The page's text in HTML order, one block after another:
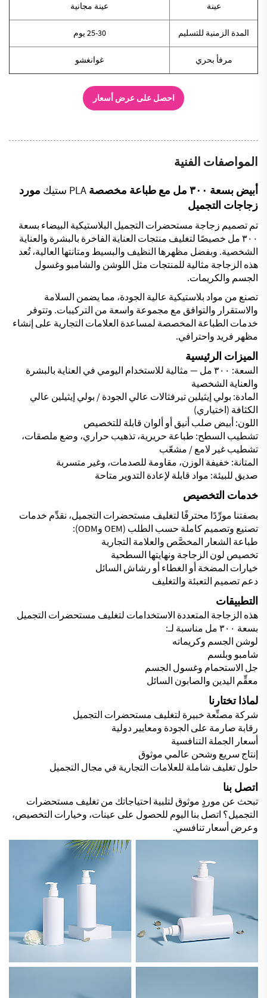
عينة عينة مجانية
المدة الزمنية للتسليم 25-30 يوم
مرفأ بحري غوانغشو
احصل على عرض أسعار
المواصفات الفنية
أبيض بسعة ٣٠٠ مل مع طباعة مخصصة PLA ستيك مورد
زجاجات التجميل
تم تصميم زجاجة مستحضرات التجميل البلاستيكية البيضاء بسعة
٣٠٠ مل خصيصًا لتغليف منتجات العناية الفاخرة بالبشرة والعناية
الشخصية. وبفضل مظهرها النظيف والبسيط ومتانتها العالية، تُعد
هذه الزجاجة مثالية للمنتجات مثل اللوشن والشامبو وغسول
الجسم والكريمات.
تصنع من مواد بلاستيكية عالية الجودة، مما يضمن السلامة
والاستقرار والتوافق مع مجموعة واسعة من التركيبات. وتتوفر
خدمات الطباعة المخصصة لمساعدة العلامات التجارية على إنشاء
مظهر فريد واحترافي.
الميزات الرئيسية
السعة: ٣٠٠ مل — مثالية للاستخدام اليومي في العناية بالبشرة
والعناية الشخصية
المادة: بولي إيثيلين تيرفثالات عالي الجودة / بولي إيثيلين عالي
الكثافة (اختياري)
اللون: أبيض صلب أنيق أو ألوان قابلة للتخصيص
تشطيب السطح: طباعة حريرية، تذهيب حراري، وضع ملصقات،
تشطيب غير لامع / مشعّب
المتانة: خفيفة الوزن، مقاومة للصدمات، وغير متسربة
صديق للبيئة: مواد قابلة لإعادة التدوير متاحة
خدمات التخصيص
بصفتنا مورِّدًا محترفًا لتغليف مستحضرات التجميل، نقدِّم خدمات
تصنيع وتصميم كاملة حسب الطلب (OEM وODM):
طباعة الشعار المخصَّص والعلامة التجارية
تخصيص لون الزجاجة ونهايتها السطحية
خيارات المضخة أو الغطاء أو رشاش السائل
دعم تصميم التعبئة والتغليف
التطبيقات
هذه الزجاجة المتعددة الاستخدامات لتغليف مستحضرات التجميل
بسعة ٣٠٠ مل مناسبة لـ:
لوشن الجسم وكريماته
شامبو وبلسم
جل الاستحمام وغسول الجسم
معقِّم اليدين والصابون السائل
لماذا تختارنا
شركة مصنِّعة خبيرة لتغليف مستحضرات التجميل
رقابة صارمة على الجودة ومعايير دولية
أسعار الجملة التنافسية
إنتاج سريع وشحن عالمي موثوق
حلول تغليف شاملة للعلامات التجارية في مجال التجميل
اتصل بنا
تبحث عن موردٍ موثوق لتلبية احتياجاتك من تغليف مستحضرات
التجميل؟ اتصل بنا اليوم للحصول على عينات، وخيارات التخصيص،
وعرض أسعار تنافسي.